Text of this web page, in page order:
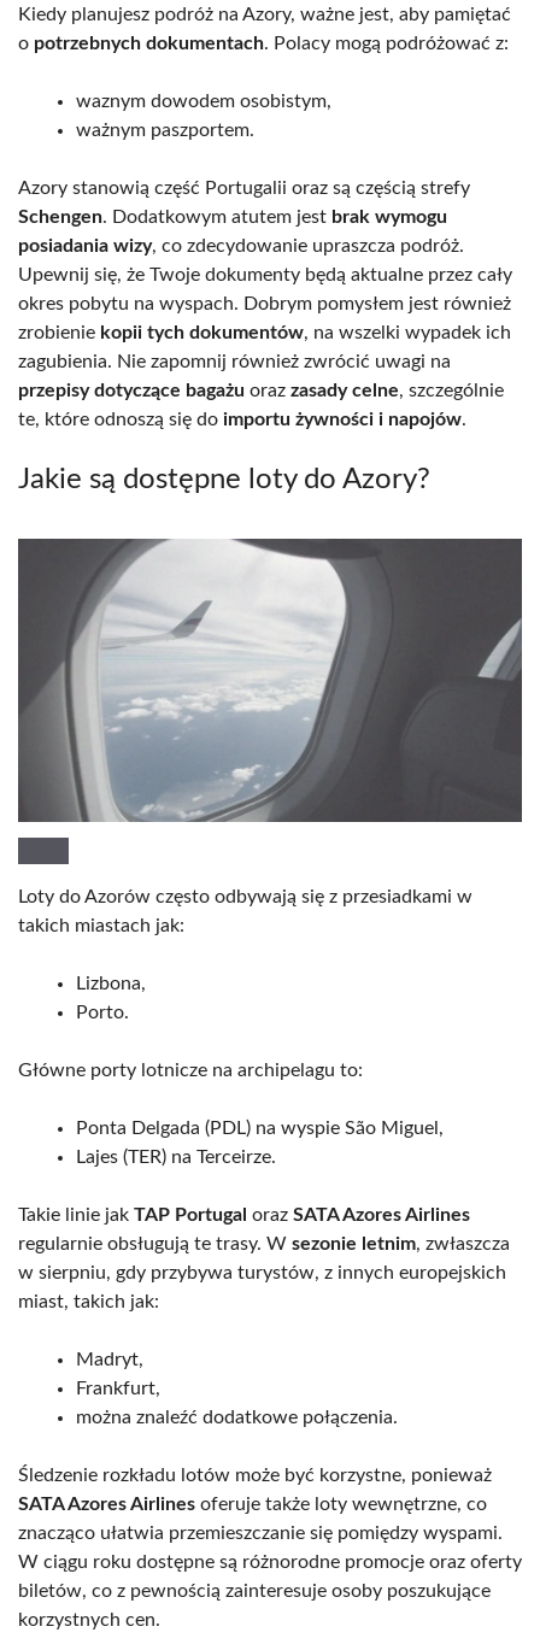
Kiedy planujesz podróż na Azory, ważne jest, aby pamiętać
o potrzebnych dokumentach. Polacy mogą podróżować z:
waznym dowodem osobistym,
ważnym paszportem.
Azory stanowią część Portugalii oraz są częścią strefy
Schengen. Dodatkowym atutem jest brak wymogu
posiadania wizy, co zdecydowanie upraszcza podróż.
Upewnij się, że Twoje dokumenty będą aktualne przez cały
okres pobytu na wyspach. Dobrym pomysłem jest również
zrobienie kopii tych dokumentów, na wszelki wypadek ich
zagubienia. Nie zapomnij również zwrócić uwagi na
przepisy dotyczące bagażu oraz zasady celne, szczególnie
te, które odnoszą się do importu żywności i napojów.
Jakie są dostępne loty do Azory?
Loty do Azorów często odbywają się z przesiadkami w
takich miastach jak:
Lizbona,
Porto.
Główne porty lotnicze na archipelagu to:
Ponta Delgada (PDL) na wyspie São Miguel,
Lajes (TER) na Terceirze.
Takie linie jak TAP Portugal oraz SATA Azores Airlines
regularnie obsługują te trasy. W sezonie letnim, zwłaszcza
w sierpniu, gdy przybywa turystów, z innych europejskich
miast, takich jak:
Madryt,
Frankfurt,
można znaleźć dodatkowe połączenia.
Śledzenie rozkładu lotów może być korzystne, ponieważ
SATA Azores Airlines oferuje także loty wewnętrzne, co
znacząco ułatwia przemieszczanie się pomiędzy wyspami.
W ciągu roku dostępne są różnorodne promocje oraz oferty
biletów, co z pewnością zainteresuje osoby poszukujące
korzystnych cen.